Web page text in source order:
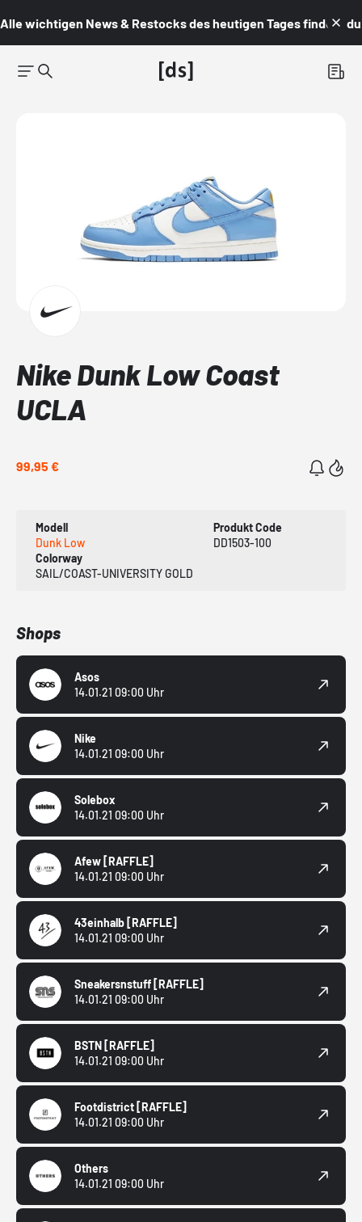
Alle wichtigen News & Restocks des heutigen Tages findest du
Nike Dunk Low Coast
UCLA
99,95 €
Modell
Dunk Low
Produkt Code
DD1503-100
Colorway
SAIL/COAST-UNIVERSITY GOLD
Shops
Asos
14.01.21 09:00 Uhr
Nike
14.01.21 09:00 Uhr
Solebox
14.01.21 09:00 Uhr
Afew [RAFFLE]
14.01.21 09:00 Uhr
43einhalb [RAFFLE]
14.01.21 09:00 Uhr
Sneakersnstuff [RAFFLE]
14.01.21 09:00 Uhr
BSTN [RAFFLE]
14.01.21 09:00 Uhr
Footdistrict [RAFFLE]
14.01.21 09:00 Uhr
Others
14.01.21 09:00 Uhr